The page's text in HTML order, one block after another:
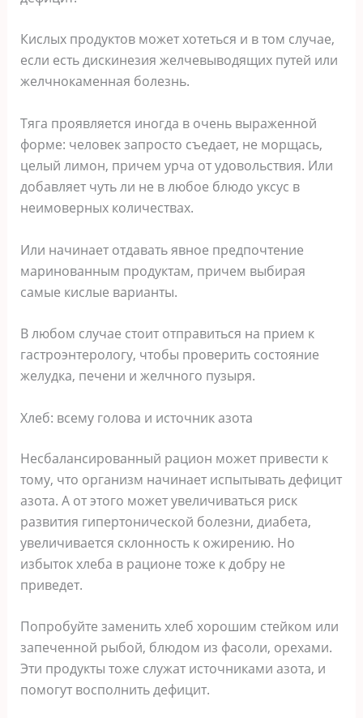
Кислых продуктов может хотеться и в том случае,
если есть дискинезия желчевыводящих путей или
желчнокаменная болезнь.
Тяга проявляется иногда в очень выраженной
форме: человек запросто съедает, не морщась,
целый лимон, причем урча от удовольствия. Или
добавляет чуть ли не в любое блюдо уксус в
неимоверных количествах.
Или начинает отдавать явное предпочтение
маринованным продуктам, причем выбирая
самые кислые варианты.
В любом случае стоит отправиться на прием к
гастроэнтерологу, чтобы проверить состояние
желудка, печени и желчного пузыря.
Хлеб: всему голова и источник азота
Несбалансированный рацион может привести к
тому, что организм начинает испытывать дефицит
азота. А от этого может увеличиваться риск
развития гипертонической болезни, диабета,
увеличивается склонность к ожирению. Но
избыток хлеба в рационе тоже к добру не
приведет.
Попробуйте заменить хлеб хорошим стейком или
запеченной рыбой, блюдом из фасоли, орехами.
Эти продукты тоже служат источниками азота, и
помогут восполнить дефицит.